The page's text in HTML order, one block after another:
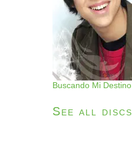
Buscando Mi Destino
See all discs